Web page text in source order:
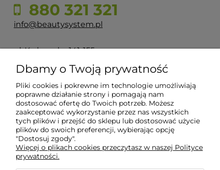
880 321 321
info@beautysystem.pl
ul. Krakowska 141-155
POMOC
INFORMACJE
O NAS
Dbamy o Twoją prywatność
Pliki cookies i pokrewne im technologie umożliwiają
poprawne działanie strony i pomagają nam
dostosować ofertę do Twoich potrzeb. Możesz
zaakceptować wykorzystanie przez nas wszystkich
tych plików i przejść do sklepu lub dostosować użycie
plików do swoich preferencji, wybierając opcję
"Dostosuj zgody".
Więcej o plikach cookies przeczytasz w naszej Polityce
prywatności.